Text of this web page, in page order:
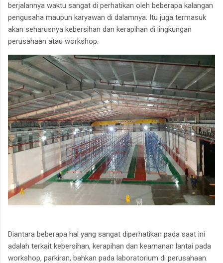
berjalannya waktu sangat di perhatikan oleh beberapa kalangan
pengusaha maupun karyawan di dalamnya. Itu juga termasuk
akan seharusnya kebersihan dan kerapihan di lingkungan
perusahaan atau workshop.
Diantara beberapa hal yang sangat diperhatikan pada saat ini
adalah terkait kebersihan, kerapihan dan keamanan lantai pada
workshop, parkiran, bahkan pada laboratorium di perusahaan.